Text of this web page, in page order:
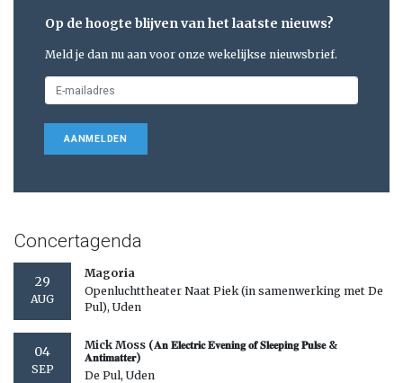
Op de hoogte blijven van het laatste nieuws?
Meld je dan nu aan voor onze wekelijkse nieuwsbrief.
AANMELDEN
Concertagenda
29
AUG
Magoria
Openluchttheater Naat Piek (in samenwerking met De
Pul), Uden
04
SEP
Mick Moss (𝐀𝐧 𝐄𝐥𝐞𝐜𝐭𝐫𝐢𝐜 𝐄𝐯𝐞𝐧𝐢𝐧𝐠 𝐨𝐟 𝐒𝐥𝐞𝐞𝐩𝐢𝐧𝐠 𝐏𝐮𝐥𝐬𝐞 &
𝐀𝐧𝐭𝐢𝐦𝐚𝐭𝐭𝐞𝐫)
De Pul, Uden